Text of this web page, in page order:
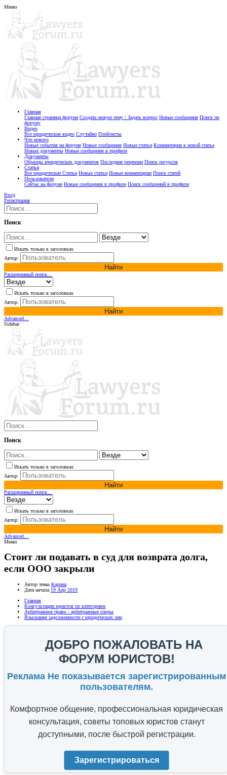
Меню
Главная
Главная страница форума Создать новую тему / Задать вопрос Новые сообщения Поиск по
форуму
Видео
Все юридические видео Случайно Плейлисты
Что нового
Новые события на форуме Новые сообщения Новые статьи Комментарии к новой статье
Новые документы Новые сообщения в профиле
Документы
Образцы юридических документов Последние рецензии Поиск ресурсов
Статьи
Все юридические Статьи Новые статьи Новые комментарии Поиск статей
Пользователи
Сейчас на форуме Новые сообщения в профиле Поиск сообщений в профиле
Вход
Регистрация
Поиск
Искать только в заголовках
Автор:
Найти
Расширенный поиск…
Искать только в заголовках
Автор:
Найти
Advanced…
Sidebar
Поиск
Искать только в заголовках
Автор:
Найти
Расширенный поиск…
Искать только в заголовках
Автор:
Найти
Advanced…
Меню
Стоит ли подавать в суд для возврата долга,
если ООО закрыли
Автор темы Карина
Дата начала 19 Апр 2019
Главная
Консультации юристов по категориям
Арбитражное право - арбитражные споры
Взыскание задолженности с юридических лиц
ДОБРО ПОЖАЛОВАТЬ НА
ФОРУМ ЮРИСТОВ!
Реклама Не показывается зарегистрированным
пользователям.
Комфортное общение, профессиональная юридическая
консультация, советы топовых юристов станут
доступными, после быстрой регистрации.
Зарегистрироваться